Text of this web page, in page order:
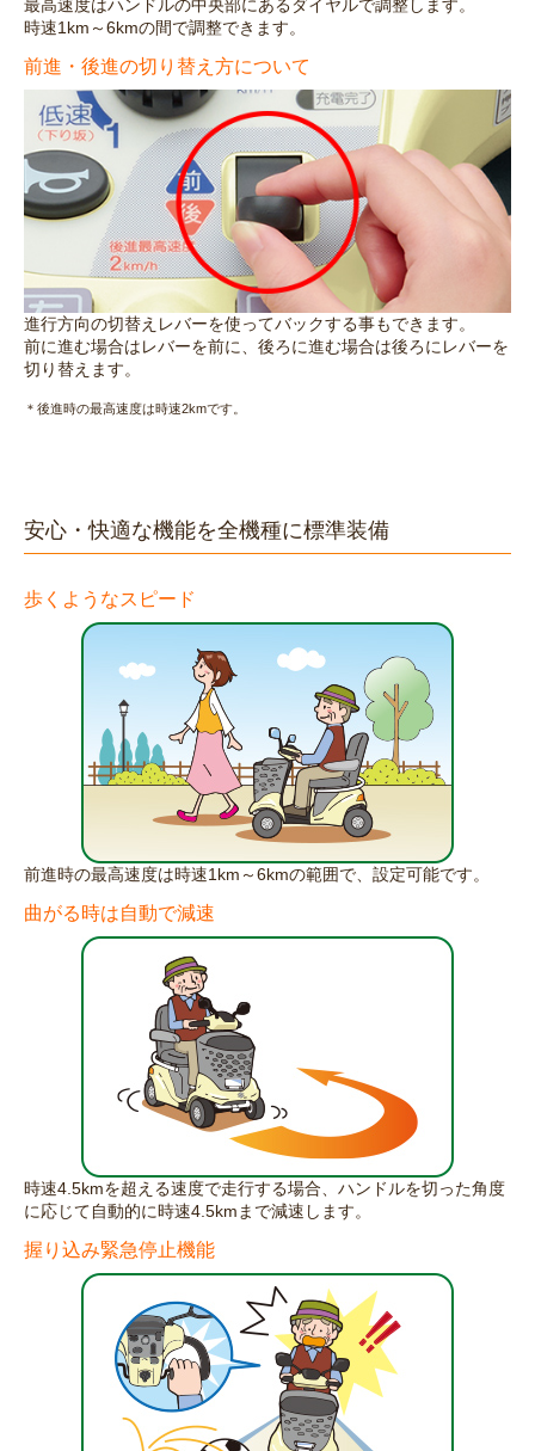
最高速度はハンドルの中央部にあるダイヤルで調整します。
時速1km～6kmの間で調整できます。
前進・後進の切り替え方について
進行方向の切替えレバーを使ってバックする事もできます。
前に進む場合はレバーを前に、後ろに進む場合は後ろにレバーを
切り替えます。
＊後進時の最高速度は時速2kmです。
安心・快適な機能を全機種に標準装備
歩くようなスピード
前進時の最高速度は時速1km～6kmの範囲で、設定可能です。
曲がる時は自動で減速
時速4.5kmを超える速度で走行する場合、ハンドルを切った角度
に応じて自動的に時速4.5kmまで減速します。
握り込み緊急停止機能